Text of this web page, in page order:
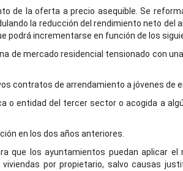
de la oferta a precio asequible. Se
la reducción del rendimiento neto del
podrá incrementarse en función de los
de mercado residencial tensionado con
contratos de arrendamiento a jóvenes de
o entidad del tercer sector o acogida a
en los dos años anteriores.
que los ayuntamientos puedan aplicar
por propietario, salvo causas